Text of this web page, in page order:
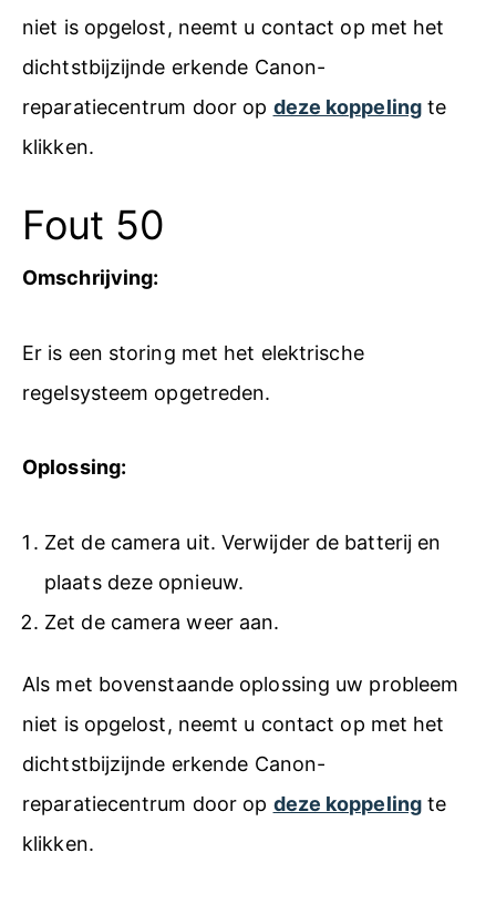
niet is opgelost, neemt u contact op met het
dichtstbijzijnde erkende Canon-
reparatiecentrum door op deze koppelingte
klikken.
Fout 50
Omschrijving:
Er is een storing met het elektrische
regelsysteem opgetreden.
Oplossing:
Zet de camera uit. Verwijder de batterij en
plaats deze opnieuw.
Zet de camera weer aan.
Als met bovenstaande oplossing uw probleem
niet is opgelost, neemt u contact op met het
dichtstbijzijnde erkende Canon-
reparatiecentrum door op deze koppelingte
klikken.